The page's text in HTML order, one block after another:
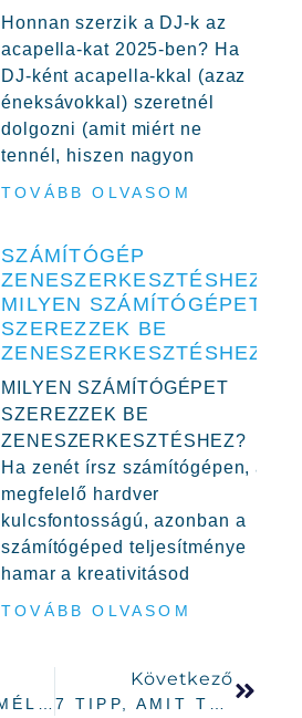
Honnan szerzik a DJ-k az
acapella-kat 2025-ben? Ha
DJ-ként acapella-kkal (azaz
éneksávokkal) szeretnél
dolgozni (amit miért ne
tennél, hiszen nagyon
TOVÁBB OLVASOM
SZÁMÍTÓGÉP
ZENESZERKESZTÉSHEZ,
MILYEN SZÁMÍTÓGÉPET
SZEREZZEK BE
ZENESZERKESZTÉSHEZ?
MILYEN SZÁMÍTÓGÉPET
SZEREZZEK BE
ZENESZERKESZTÉSHEZ?
Ha zenét írsz számítógépen, a
megfelelő hardver
kulcsfontosságú, azonban a
számítógéped teljesítménye
hamar a kreativitásod
TOVÁBB OLVASOM
Következő